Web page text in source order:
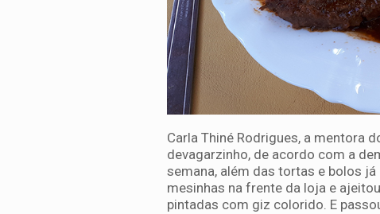
Carla Thiné Rodrigues, a mentora
devagarzinho, de acordo com a
semana, além das tortas e bolos
mesinhas na frente da loja e
pintadas com giz colorido. E